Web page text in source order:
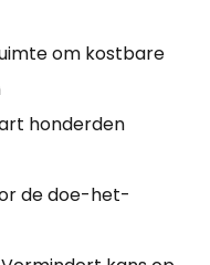
om kostbare
honderden
de doe-het-